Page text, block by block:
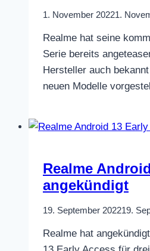
1. November 20221.
Realme hat seine
Serie bereits
Hersteller auch
neuen Modelle
Realme
angekündigt
19. September 202219.
Realme hat